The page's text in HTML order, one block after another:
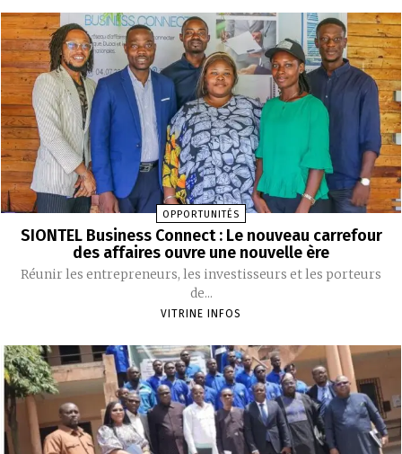
OPPORTUNITÉS
SIONTEL Business Connect : Le nouveau carrefour
des affaires ouvre une nouvelle ère
Réunir les entrepreneurs, les investisseurs et les porteurs
de...
VITRINE INFOS